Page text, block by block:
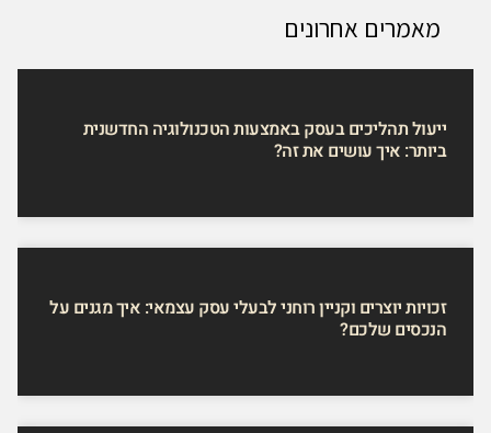
מאמרים אחרונים
ייעול תהליכים בעסק באמצעות הטכנולוגיה החדשנית
ביותר: איך עושים את זה?
זכויות יוצרים וקניין רוחני לבעלי עסק עצמאי: איך מגנים על
הנכסים שלכם?